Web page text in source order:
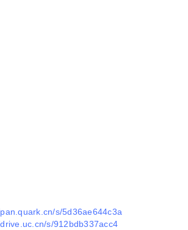
s/5d36ae644c3a
s/912bdb337acc4